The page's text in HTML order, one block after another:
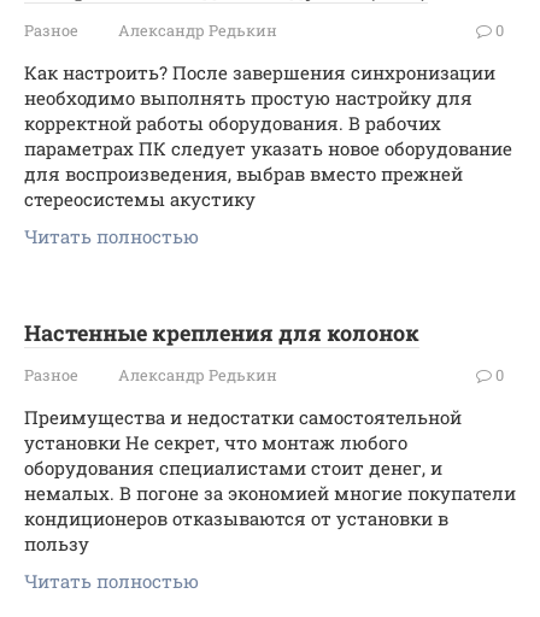
Разное Александр Редькин 0
Как настроить? После завершения синхронизации
необходимо выполнять простую настройку для
корректной работы оборудования. В рабочих
параметрах ПК следует указать новое оборудование
для воспроизведения, выбрав вместо прежней
стереосистемы акустику
Читать полностью
Настенные крепления для колонок
Разное Александр Редькин 0
Преимущества и недостатки самостоятельной
установки Не секрет, что монтаж любого
оборудования специалистами стоит денег, и
немалых. В погоне за экономией многие покупатели
кондиционеров отказываются от установки в
пользу
Читать полностью